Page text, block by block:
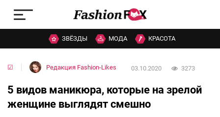
ЗВЁЗДЫ МОДА КРАСОТА
☑ Редакция Fashion-Likes 03.10.2020 3273
5 видов маникюра, которые на зрелой
женщине выглядят смешно